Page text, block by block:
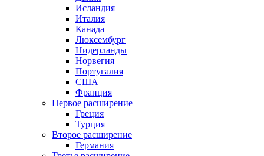
Исландия
Италия
Канада
Люксембург
Нидерланды
Норвегия
Португалия
США
Франция
Первое расширение
Греция
Турция
Второе расширение
Германия